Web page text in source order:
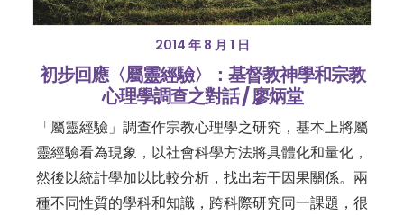
2014 年 8 月 1 日
初步回應〈屬靈經驗〉：基督教神學和宗教
心理學調查之對話 / 廖炳堂
「屬靈經驗」調查作宗教心理學之研究，基本上將屬
靈經驗看為現象，以社會科學方法將具體化和量化，
然後以統計學加以比較分析，找出若干因果關係。兩
種不同性質的學科和知識，跨科際研究同一課題，很